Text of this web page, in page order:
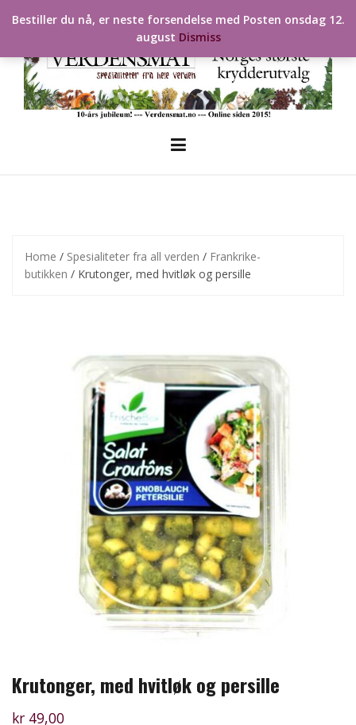
Home / Spesialiteter fra all verden / Frankrike-
butikken / Krutonger, med hvitløk og persille
Krutonger, med hvitløk og persille
kr 49,00
Bestiller du nå, er neste forsendelse med Posten onsdag 12.
august Dismiss